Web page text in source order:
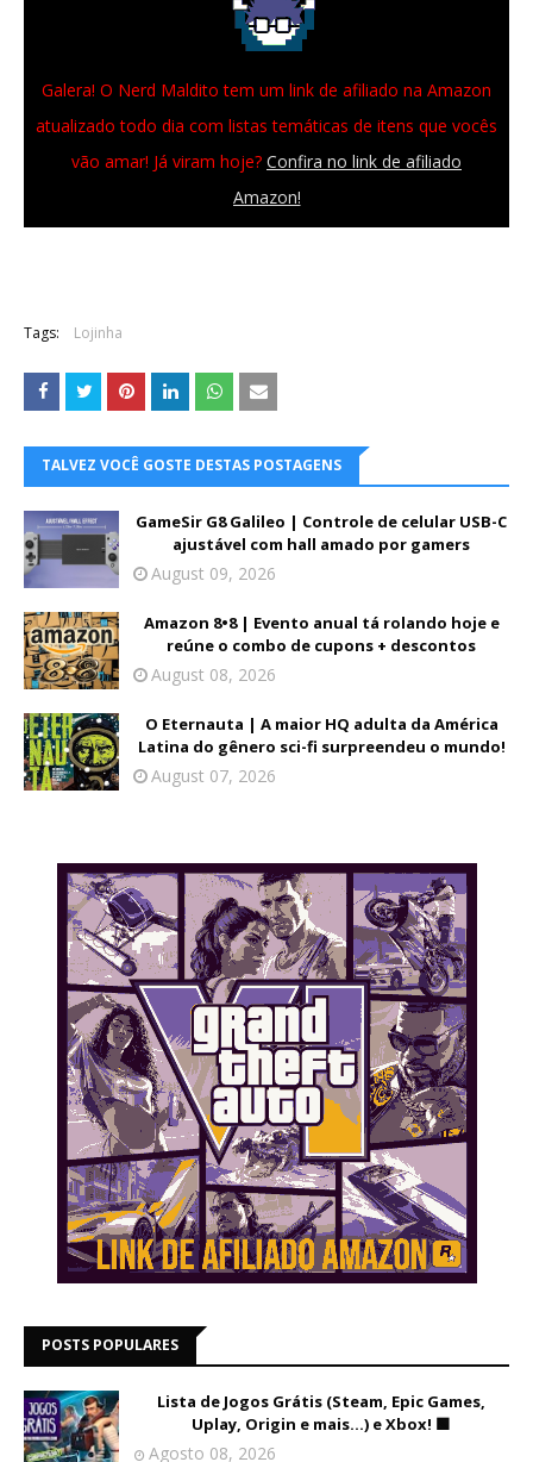
Galera! O Nerd Maldito tem um link de afiliado na Amazon
atualizado todo dia com listas temáticas de itens que vocês
vão amar! Já viram hoje? Confira no link de afiliado
Amazon!
Tags: Lojinha
TALVEZ VOCÊ GOSTE DESTAS POSTAGENS
GameSir G8 Galileo | Controle de celular USB-C
ajustável com hall amado por gamers
August 09, 2026
Amazon 8•8 | Evento anual tá rolando hoje e
reúne o combo de cupons + descontos
August 08, 2026
O Eternauta | A maior HQ adulta da América
Latina do gênero sci-fi surpreendeu o mundo!
August 07, 2026
POSTS POPULARES
Lista de Jogos Grátis (Steam, Epic Games,
Uplay, Origin e mais...) e Xbox! 🟩
Agosto 08, 2026